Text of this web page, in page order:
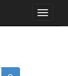
Menu